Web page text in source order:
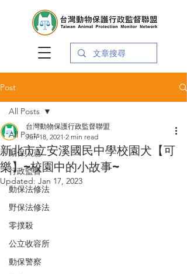
Post
All Posts
動保入憲
行政監督
動保法修法
野保法修法
零撲殺
公立收容所
動保警察
All Posts
新北市立安溪國民中學校園犬【可
樂】~校園中的小故事~
台灣動物保護行政監督聯盟
Jun 18, 2021 2 min read
Updated: Jan 17, 2023